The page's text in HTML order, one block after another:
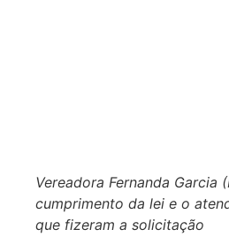
Vereadora Fernanda Garcia
cumprimento da lei e o
que fizeram a solicitação